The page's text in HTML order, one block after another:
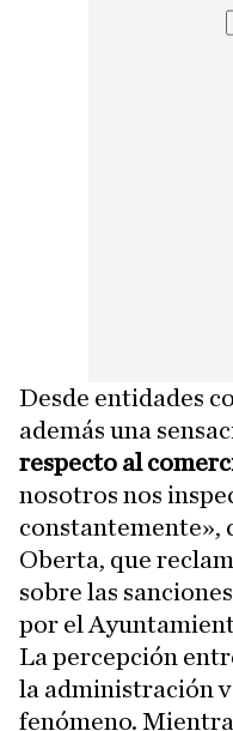
Desde entidades
además una
respecto al
nosotros nos
constantemente»,
Oberta, que
sobre las
por el
La percepción
la administración
fenómeno.